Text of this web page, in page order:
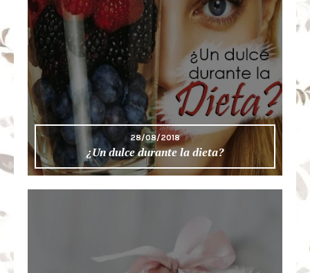
28/08/2018
¿Un dulce durante la dieta?